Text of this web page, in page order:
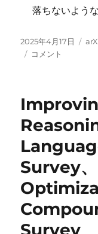
落ちないよう
投
稿
2025年4月17日
カ
Optuna
Are
LLMs
a
New
Paradigm
for
Hyperparameter
Tuning? に
コメント
Survey
Survey